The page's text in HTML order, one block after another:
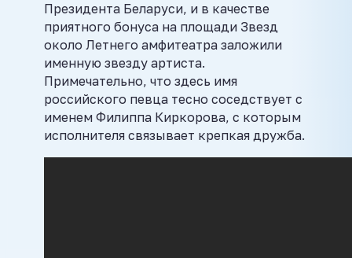
Президента Беларуси, и в качестве
приятного бонуса на площади Звезд
около Летнего амфитеатра заложили
именную звезду артиста.
Примечательно, что здесь имя
российского певца тесно соседствует с
именем Филиппа Киркорова, с которым
исполнителя связывает крепкая дружба.